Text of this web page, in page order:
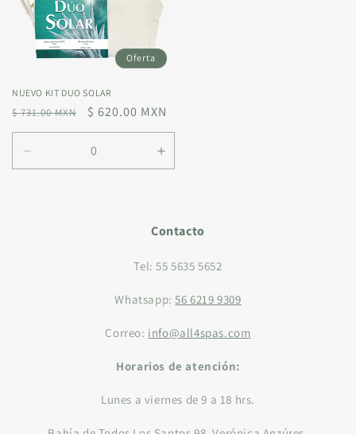
Oferta
NUEVO KIT DUO SOLAR
Precio
habitual
$ 731.00 MXN
Precio
de
oferta
$ 620.00 MXN
cantidad
Aumentar
cantidad
Title
Contacto
Tel: 55 5635 5652
Whatsapp:56 6219 9309
Correo: info@all4spas.com
Horarios de atención:
Lunes a viernes de 9 a 18 hrs.